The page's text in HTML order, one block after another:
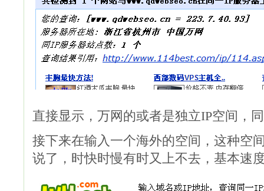
直接显示，万网的或者是独立IP空间，
接下来在输入一个海外的空间，这种空
说了，时快时慢有时又上不去，基本速